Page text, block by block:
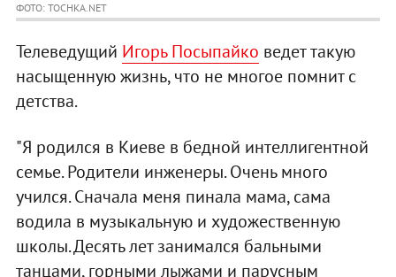
ФОТО: TOCHKA.NET
Телеведущий Игорь Посыпайко ведет такую
насыщенную жизнь, что не многое помнит с
детства.
"Я родился в Киеве в бедной интеллигентной
семье. Родители инженеры. Очень много
учился. Сначала меня пинала мама, сама
водила в музыкальную и художественную
школы. Десять лет занимался бальными
танцами, горными лыжами и парусным